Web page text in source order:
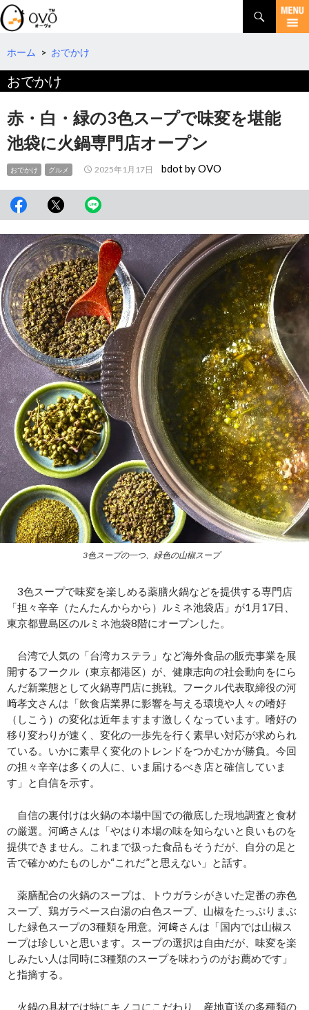
検
索
コ
テ
ツ
へ
動
ホーム > おでかけ
おでかけ
赤・白・緑の3色ス―プで味変を堪能
池袋に火鍋専門店オープン
おでかけ グルメ 2025年1月17日 bdot by OVO
3色スープの一つ、緑色の山椒スープ
3色スープで味変を楽しめる薬膳火鍋などを提供する専門店
「担々辛辛（たんたんからから）ルミネ池袋店」が1月17日、
東京都豊島区のルミネ池袋8階にオープンした。
台湾で人気の「台湾カステラ」など海外食品の販売事業を展
開するフークル（東京都港区）が、健康志向の社会動向をにら
んだ新業態として火鍋専門店に挑戦。フークル代表取締役の河
﨑孝文さんは「飲食店業界に影響を与える環境や人々の嗜好
（しこう）の変化は近年ますます激しくなっています。嗜好の
移り変わりが速く、変化の一歩先を行く素早い対応が求められ
ている。いかに素早く変化のトレンドをつかむかが勝負。今回
の担々辛辛は多くの人に、いま届けるべき店と確信していま
す」と自信を示す。
自信の裏付けは火鍋の本場中国での徹底した現地調査と食材
の厳選。河﨑さんは「やはり本場の味を知らないと良いものを
提供できません。これまで扱った食品もそうだが、自分の足と
舌で確かめたものしか“これだ”と思えない」と話す。
薬膳配合の火鍋のスープは、トウガラシがきいた定番の赤色
スープ、鶏ガラベース白湯の白色スープ、山椒をたっぷりまぶ
した緑色スープの3種類を用意。河﨑さんは「国内では山椒ス
ープは珍しいと思います。スープの選択は自由だが、味変を楽
しみたい人は同時に3種類のスープを味わうのがお薦めです」
と指摘する。
火鍋の具材では特にキノコにこだわり、産地直送の多種類の